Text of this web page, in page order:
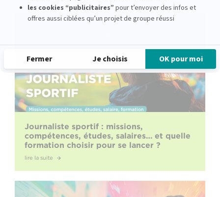
Journaliste sportif : missions,
compétences, études, salaires… et quelle
formation choisir pour se lancer ?
lire la suite